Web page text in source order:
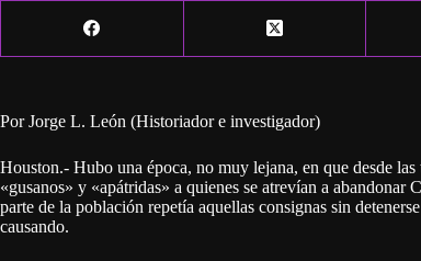
Por Jorge L. León (Historiador e investigador)
Houston.- Hubo una época, no muy lejana, en que desde
«gusanos» y «apátridas» a quienes se atrevían a
parte de la población repetía aquellas consignas sin
causando.